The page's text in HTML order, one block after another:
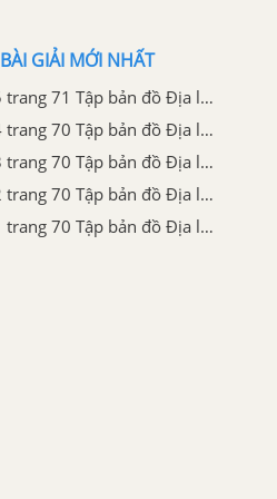
BÀI GIẢI MỚI NHẤT
Giải bài 5 trang 71 Tập bản đồ Địa lí 10
Giải bài 4 trang 70 Tập bản đồ Địa lí 10
Giải bài 3 trang 70 Tập bản đồ Địa lí 10
Giải bài 2 trang 70 Tập bản đồ Địa lí 10
Giải bài 1 trang 70 Tập bản đồ Địa lí 10